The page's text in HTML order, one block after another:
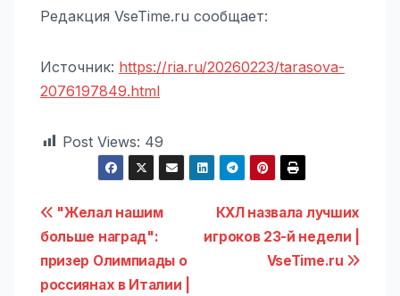
Редакция VseTime.ru сообщает:
Источник: https://ria.ru/20260223/tarasova-
2076197849.html
Post Views: 49
Навигация
по
КХЛ назвала лучших
игроков 23-й недели |
VseTime.ru
"Желал нашим
больше наград":
призер Олимпиады о
россиянах в Италии |